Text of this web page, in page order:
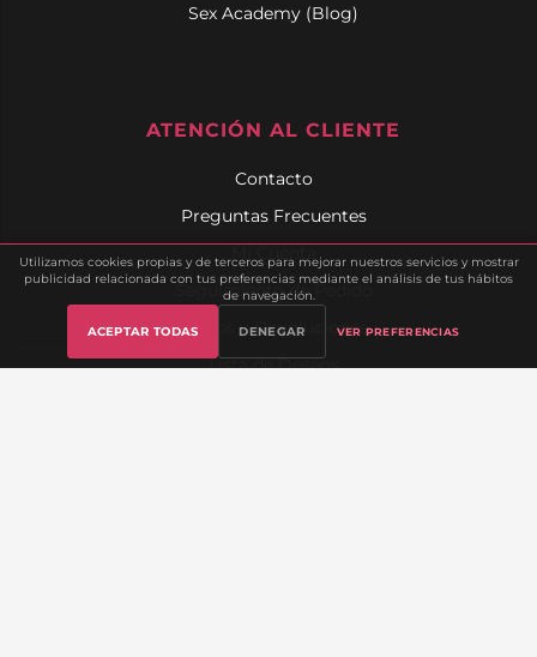
Utilizamos cookies propias y de terceros para mejorar nuestros servicios y mostrar
publicidad relacionada con tus preferencias mediante el análisis de tus hábitos
de navegación.
ACEPTAR TODAS DENEGAR VER PREFERENCIAS
Sex Academy (Blog)
ATENCIÓN AL CLIENTE
Contacto
Preguntas Frecuentes
Seguimiento de Pedido
Envíos y Devoluciones
Lista de Deseos